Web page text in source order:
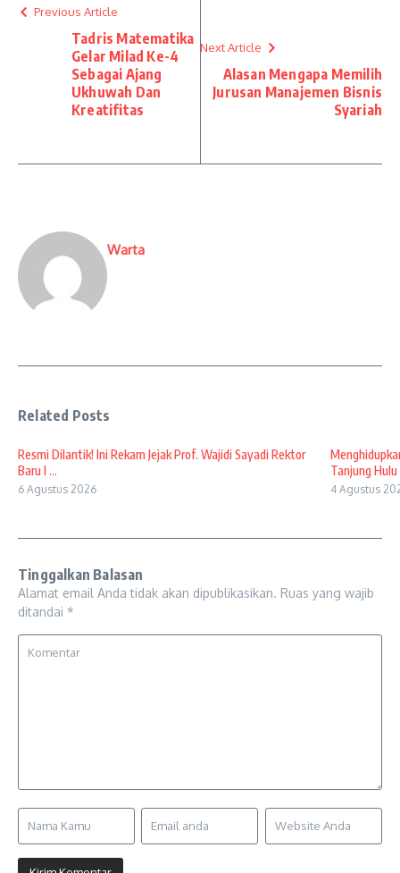
Previous Article
Tadris Matematika
Gelar Milad Ke-4
Sebagai Ajang
Ukhuwah Dan
Kreatifitas
Next Article
Alasan Mengapa Memilih
Jurusan Manajemen Bisnis
Syariah
Warta
Related Posts
Resmi Dilantik! Ini Rekam Jejak Prof. Wajidi Sayadi Rektor
Baru I ...
6 Agustus 2026
Tanjung Hulu
4 Agustus
Tinggalkan Balasan
Alamat email Anda tidak akan dipublikasikan. Ruas yang wajib
ditandai *